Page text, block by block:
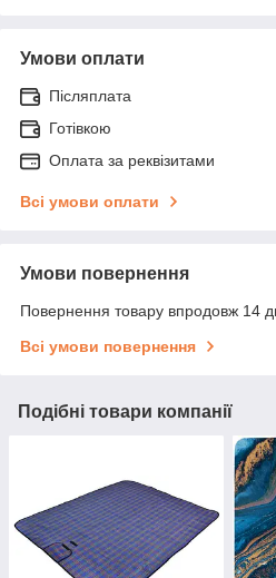
Умови оплати
Післяплата
Готівкою
Оплата за реквізитами
Всі умови оплати
Умови повернення
Повернення товару впродовж 14
Всі умови повернення
Подібні товари компанії